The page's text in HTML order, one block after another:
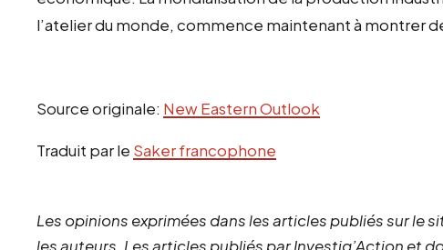
l’atelier du monde, commence maintenant à montrer
Source originale: New Eastern Outlook
Traduit par le Saker francophone
Les opinions exprimées dans les articles publiés sur le
les auteurs. Les articles publiés par Investig’Action et